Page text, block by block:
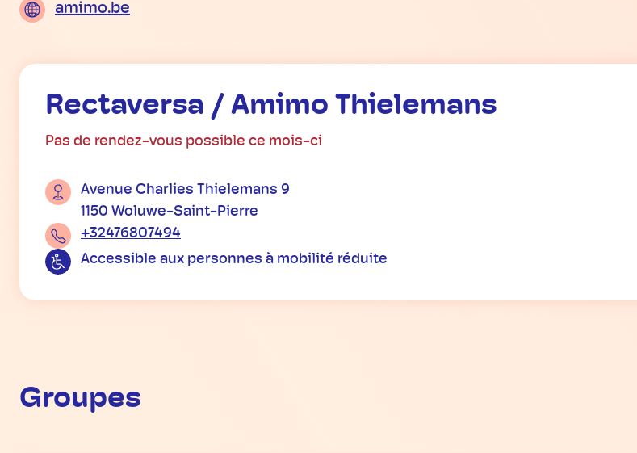
amimo.be
Rectaversa / Amimo Thielemans
Pas de rendez-vous possible ce mois-ci
Avenue Charlies Thielemans 9
1150 Woluwe-Saint-Pierre
+32476807494
Accessible aux personnes à mobilité réduite
Groupes